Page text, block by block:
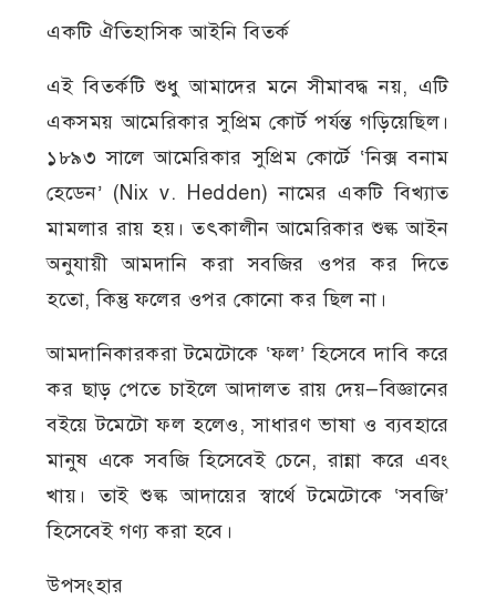
একটি ঐতিহাসিক আইনি বিতর্ক
এই বিতর্কটি শুধু আমাদের মনে সীমাবদ্ধ নয়, এটি
একসময় আমেরিকার সুপ্রিম কোর্ট পর্যন্ত গড়িয়েছিল।
১৮৯৩ সালে আমেরিকার সুপ্রিম কোর্টে ‘নিক্স বনাম
হেডেন’ (Nix v. Hedden) নামের একটি বিখ্যাত
মামলার রায় হয়। তৎকালীন আমেরিকার শুল্ক আইন
অনুযায়ী আমদানি করা সবজির ওপর কর দিতে
হতো, কিন্তু ফলের ওপর কোনো কর ছিল না।
আমদানিকারকরা টমেটোকে ‘ফল’ হিসেবে দাবি করে
কর ছাড় পেতে চাইলে আদালত রায় দেয়—বিজ্ঞানের
বইয়ে টমেটো ফল হলেও, সাধারণ ভাষা ও ব্যবহারে
মানুষ একে সবজি হিসেবেই চেনে, রান্না করে এবং
খায়। তাই শুল্ক আদায়ের স্বার্থে টমেটোকে ‘সবজি’
হিসেবেই গণ্য করা হবে।
উপসংহার